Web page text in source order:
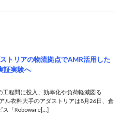
トリアの物流拠点でAMR活用した
証実験へ
工程間に投入、効率化や負荷軽減図る
ル衣料大手のアダストリアは8月26日、倉
ス「Roboware[…]